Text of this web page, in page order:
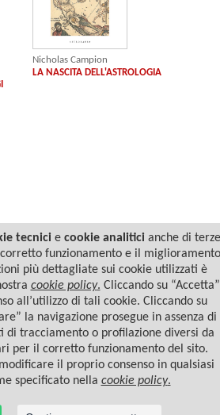
Nicholas Campion
LA NASCITA DELL'ASTROLOGIA
tecnicie cookie analiticianche di terze
funzionamento e il miglioramento
più dettagliate sui cookie utilizzati è
cookie policy. Cliccando su “Accetta”
all’utilizzo di tali cookie. Cliccando su
la navigazione prosegue in assenza di
di tracciamento o profilazione diversi da
per il corretto funzionamento del sito.
il proprio consenso in qualsiasi
specificato nella cookie policy.